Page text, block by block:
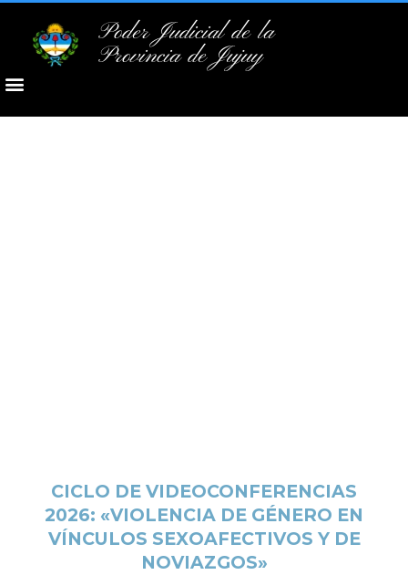
Poder Judicial de la
Provincia de Jujuy
CICLO DE VIDEOCONFERENCIAS
2026: «VIOLENCIA DE GÉNERO EN
VÍNCULOS SEXOAFECTIVOS Y DE
NOVIAZGOS»